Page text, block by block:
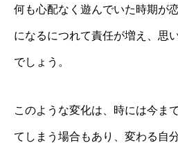
何も心配なく遊んでいた時期が
になるにつれて責任が増え、思
でしょう。
このような変化は、時には今ま
てしまう場合もあり、変わる自